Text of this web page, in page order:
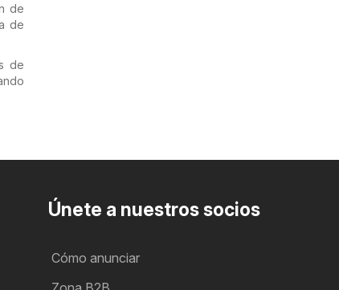
de
de
de
Únete a nuestros socios
Cómo anunciar